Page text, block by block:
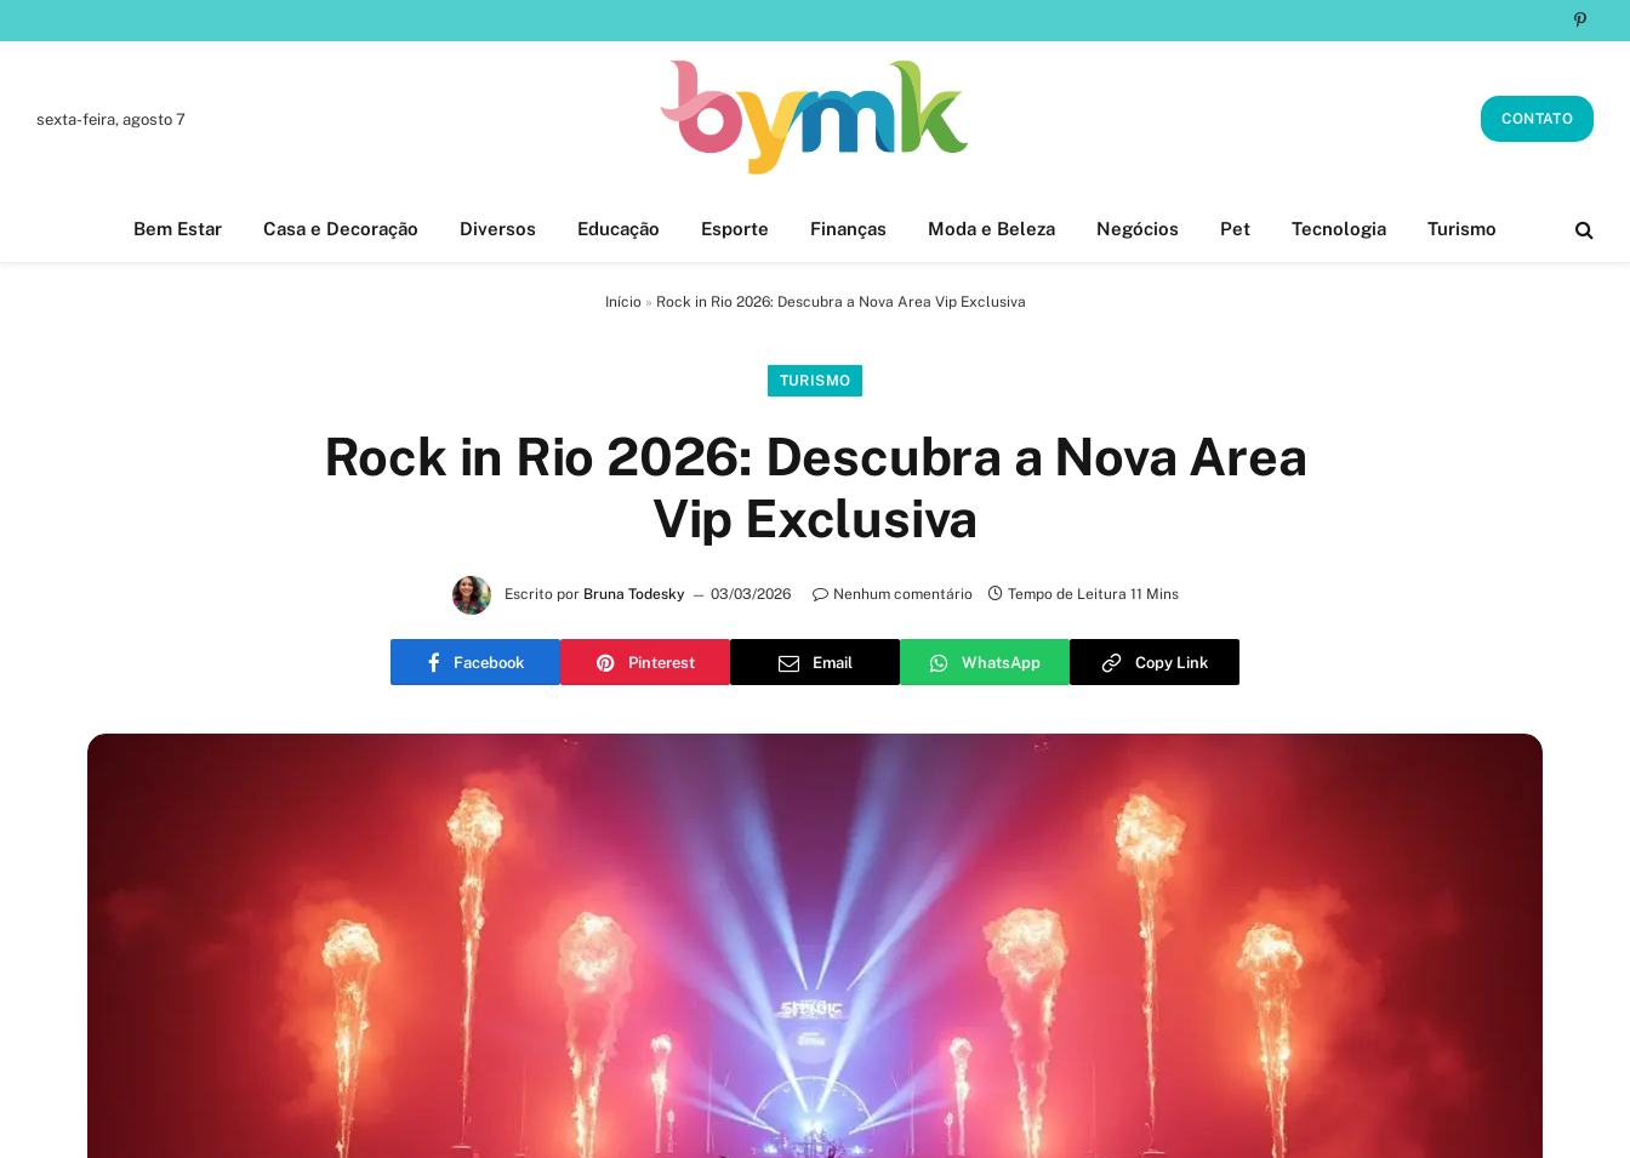
sexta-feira, agosto 7 CONTATO
Bem Estar Casa e Decoração Diversos Educação Esporte Finanças Moda e Beleza Negócios Pet Tecnologia Turismo
Início» Rock in Rio 2026: Descubra a Nova Area Vip Exclusiva
TURISMO
Rock in Rio 2026: Descubra a Nova Area
Vip Exclusiva
Escrito por Bruna Todesky 03/03/2026 Nenhum comentário Tempo de Leitura 11 Mins
Facebook Pinterest Email WhatsApp Copy Link